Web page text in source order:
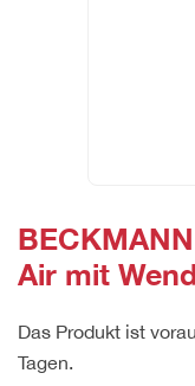
Air mit
Das Produkt ist
Tagen.